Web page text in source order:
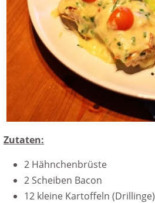
Zutaten:
2 Hähnchenbrüste
2 Scheiben Bacon
12 kleine Kartoffeln (Drillinge)